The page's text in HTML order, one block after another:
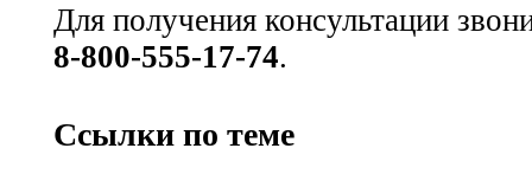
Для получения консультации
8-800-555-17-74.
Ссылки по теме